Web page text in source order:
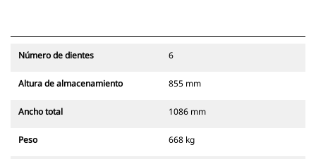
Número de dientes 6
Altura de almacenamiento 855 mm
Ancho total 1086 mm
Peso 668 kg